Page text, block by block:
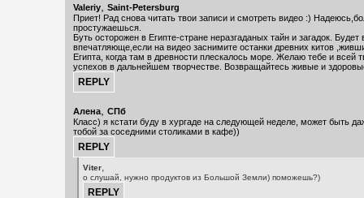
Valeriy, Saint-Petersburg
Приет! Рад снова читать твои записи и смотреть видео :)
простужаешься.
Буть осторожен в Египте-стране неразгаданых тайн и загадок. Будет
впечатляюще,если на видео заснимите останки древних китов
Египта, когда там в древности плескалось море. Желаю тебе и всей
успехов в дальнейшем творчестве. Возвращайтесь живые и
Алена, СПб
Класс) я кстати буду в хургаде на следующей неделе, может быть
тобой за соседними столиками в кафе))
Viter,
о слушай, нужно продуктов из Большой Земли) поможешь?)